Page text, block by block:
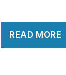
READ MORE